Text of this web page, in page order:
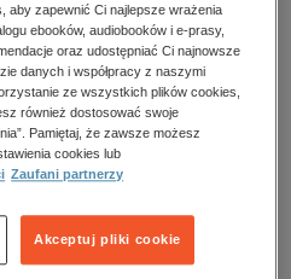
wnętrz
gospodarka
Filtrowanie
aby zapewnić Ci najlepsze wrażenia
ebooków, audiobooków i e-prasy,
oraz udostępniać Ci najnowsze
danych i współpracy z naszymi
ze wszystkich plików cookies,
również dostosować swoje
Pamiętaj, że zawsze możesz
cookies lub
Zaufani partnerzy
Akceptuj pliki cookie